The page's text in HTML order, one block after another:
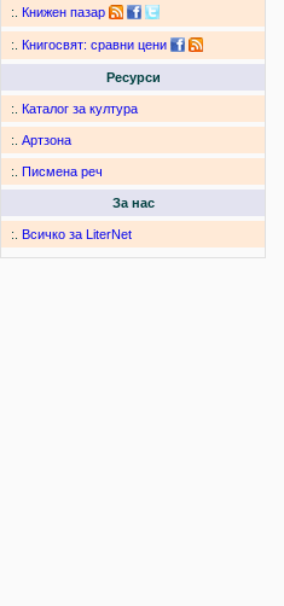
:. Книжен пазар
:. Книгосвят: сравни цени
Ресурси
:. Каталог за култура
:. Артзона
:. Писмена реч
За нас
:. Всичко за LiterNet